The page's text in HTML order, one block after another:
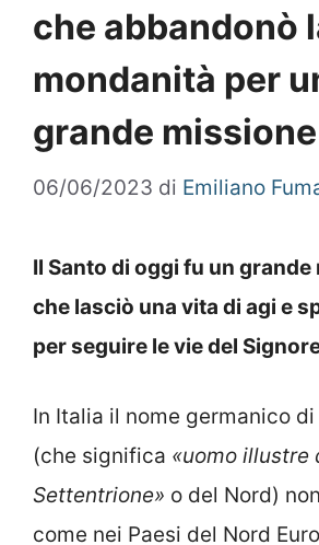
che abbandonò
mondanità per
grande missione
06/06/2023 di Emiliano
Il Santo di oggi fu un
che lasciò una vita di agi e
per seguire le vie del
In Italia il nome germanico
(che significa «uomo illustre
Settentrione» o del Nord)
come nei Paesi del Nord